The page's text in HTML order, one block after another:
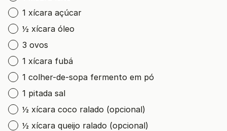
1 xícara açúcar
½ xícara óleo
3 ovos
1 xícara fubá
1 colher-de-sopa fermento em pó
1 pitada sal
½ xícara coco ralado (opcional)
½ xícara queijo ralado (opcional)